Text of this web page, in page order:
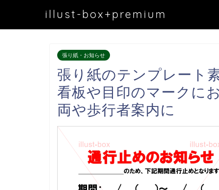
illust-box+premium
張り紙・お知らせ
張り紙のテンプレート
看板や目印のマークに
両や歩行者案内に